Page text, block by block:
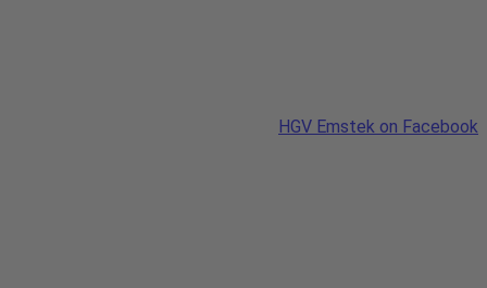
HGV Emstek on Facebook